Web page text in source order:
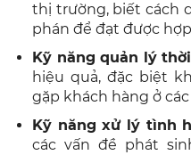
thị trường, biết cách
phán để đạt được
Kỹ năng quản lý
hiệu quả, đặc biệt
gặp khách hàng ở
Kỹ năng xử lý tình
các vấn đề phát